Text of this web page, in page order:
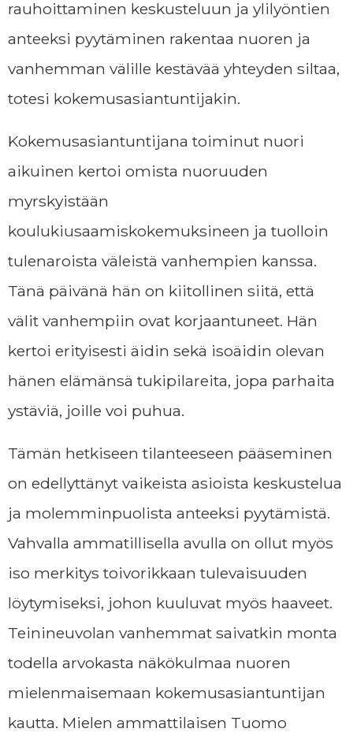
rauhoittaminen keskusteluun ja ylilyöntien
anteeksi pyytäminen rakentaa nuoren ja
vanhemman välille kestävää yhteyden siltaa,
totesi kokemusasiantuntijakin.
Kokemusasiantuntijana toiminut nuori
aikuinen kertoi omista nuoruuden
myrskyistään
koulukiusaamiskokemuksineen ja tuolloin
tulenaroista väleistä vanhempien kanssa.
Tänä päivänä hän on kiitollinen siitä, että
välit vanhempiin ovat korjaantuneet. Hän
kertoi erityisesti äidin sekä isoäidin olevan
hänen elämänsä tukipilareita, jopa parhaita
ystäviä, joille voi puhua.
Tämän hetkiseen tilanteeseen pääseminen
on edellyttänyt vaikeista asioista keskustelua
ja molemminpuolista anteeksi pyytämistä.
Vahvalla ammatillisella avulla on ollut myös
iso merkitys toivorikkaan tulevaisuuden
löytymiseksi, johon kuuluvat myös haaveet.
Teinineuvolan vanhemmat saivatkin monta
todella arvokasta näkökulmaa nuoren
mielenmaisemaan kokemusasiantuntijan
kautta. Mielen ammattilaisen Tuomo